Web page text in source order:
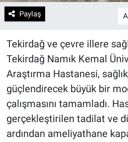
Paylaş A
Tekirdağ ve çevre illere
Tekirdağ Namık Kemal
Araştırma Hastanesi, sağlık
güçlendirecek büyük bir
çalışmasını tamamladı.
gerçekleştirilen tadilat ve
ardından ameliyathane